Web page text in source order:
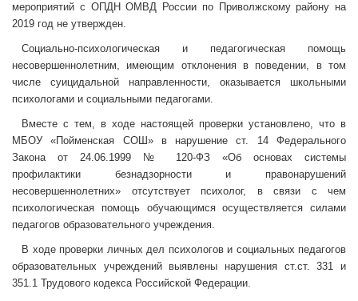
мероприятий с ОПДН ОМВД России по Приволжскому району на
2019 год не утвержден.
Социально-психологическая и педагогическая помощь
несовершеннолетним, имеющим отклонения в поведении, в том
числе суицидальной направленности, оказывается школьными
психологами и социальными педагогами.
Вместе с тем, в ходе настоящей проверки установлено, что в
МБОУ «Пойменская СОШ» в нарушение ст. 14 Федерального
Закона от 24.06.1999 № 120-ФЗ «Об основах системы
профилактики безнадзорности и правонарушений
несовершеннолетних» отсутствует психолог, в связи с чем
психологическая помощь обучающимся осуществляется силами
педагогов образовательного учреждения.
В ходе проверки личных дел психологов и социальных педагогов
образовательных учреждений выявлены нарушения ст.ст. 331 и
351.1 Трудового кодекса Российской Федерации.